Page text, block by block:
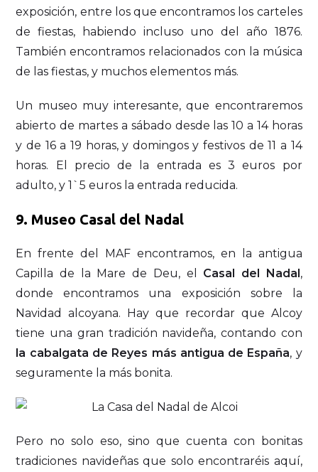
exposición, entre los que encontramos los carteles
de fiestas, habiendo incluso uno del año 1876.
También encontramos relacionados con la música
de las fiestas, y muchos elementos más.
Un museo muy interesante, que encontraremos
abierto de martes a sábado desde las 10 a 14 horas
y de 16 a 19 horas, y domingos y festivos de 11 a 14
horas. El precio de la entrada es 3 euros por
adulto, y 1`5 euros la entrada reducida.
9. Museo Casal del Nadal
En frente del MAF encontramos, en la antigua
Capilla de la Mare de Deu, el Casal del Nadal ,
donde encontramos una exposición sobre la
Navidad alcoyana. Hay que recordar que Alcoy
tiene una gran tradición navideña, contando con
la cabalgata de Reyes más antigua de España, y
seguramente la más bonita.
Pero no solo eso, sino que cuenta con bonitas
tradiciones navideñas que solo encontraréis aquí,